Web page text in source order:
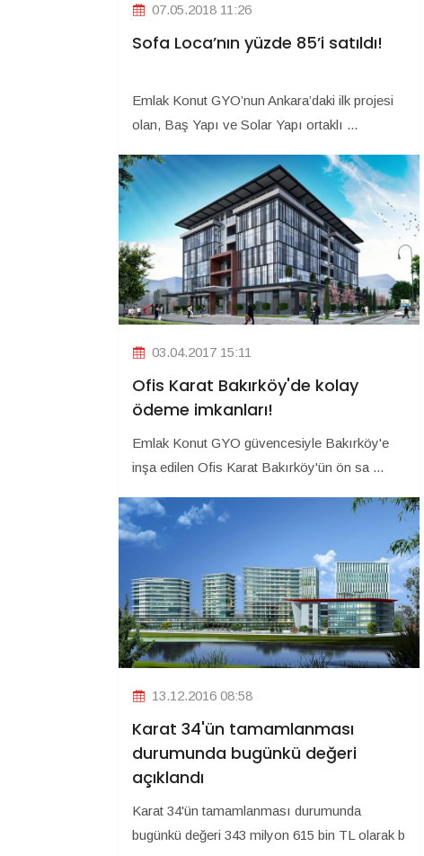
07.05.2018 11:26
Sofa Loca’nın yüzde 85’i satıldı!
Emlak Konut GYO’nun Ankara’daki ilk projesi
olan, Baş Yapı ve Solar Yapı ortaklı ...
03.04.2017 15:11
Ofis Karat Bakırköy'de kolay
ödeme imkanları!
Emlak Konut GYO güvencesiyle Bakırköy'e
inşa edilen Ofis Karat Bakırköy'ün ön sa ...
13.12.2016 08:58
Karat 34'ün tamamlanması
durumunda bugünkü değeri
açıklandı
Karat 34'ün tamamlanması durumunda
bugünkü değeri 343 milyon 615 bin TL olarak b